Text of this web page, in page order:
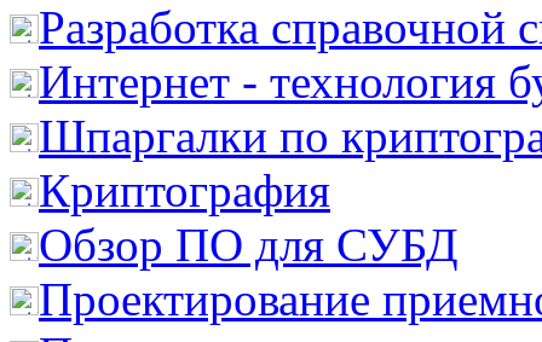
Разработка справочной
Интернет - технология
Шпаргалки по
Криптография
Обзор ПО для СУБД
Проектирование